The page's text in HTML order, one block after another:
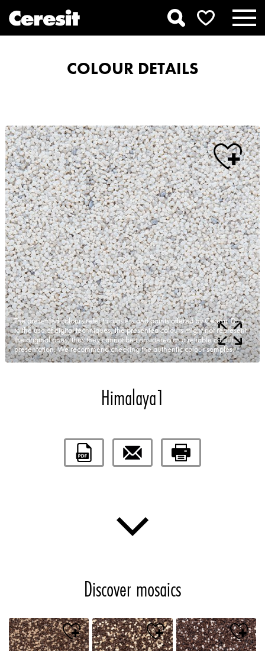
COLOUR DETAILS
The presented colours refer to plasters and paints offered by Ceresit. Due
to the use of digital techniques, the presented colours might not represent
the original ones, thus they cannot be considered as a reliable colour
presentation. We recommend checking the authentic colour samples.
Himalaya1
Discover mosaics